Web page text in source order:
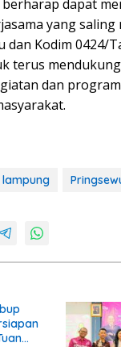
dapat
yang
dan Kodim 0424/
terus
dan
lampung